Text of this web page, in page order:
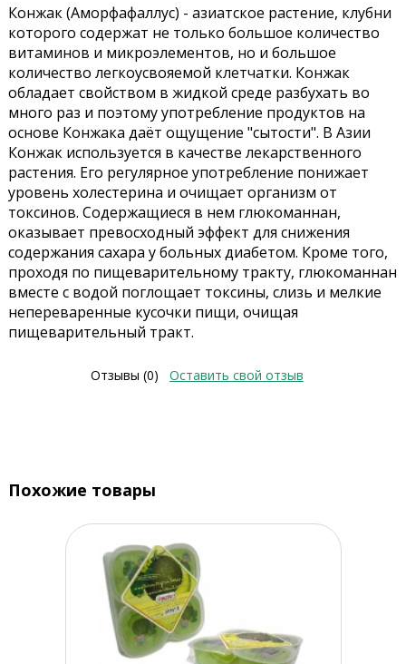
Конжак (Аморфафаллус) - азиатское растение, клубни
которого содержат не только большое количество
витаминов и микроэлементов, но и большое
количество легкоусвояемой клетчатки. Конжак
обладает свойством в жидкой среде разбухать во
много раз и поэтому употребление продуктов на
основе Конжака даёт ощущение "сытости". В Азии
Конжак используется в качестве лекарственного
растения. Его регулярное употребление понижает
уровень холестерина и очищает организм от
токсинов. Содержащиеся в нем глюкоманнан,
оказывает превосходный эффект для снижения
содержания сахара у больных диабетом. Кроме того,
проходя по пищеварительному тракту, глюкоманнан
вместе с водой поглощает токсины, слизь и мелкие
непереваренные кусочки пищи, очищая
пищеварительный тракт.
Отзывы (0) Оставить свой отзыв
Похожие товары